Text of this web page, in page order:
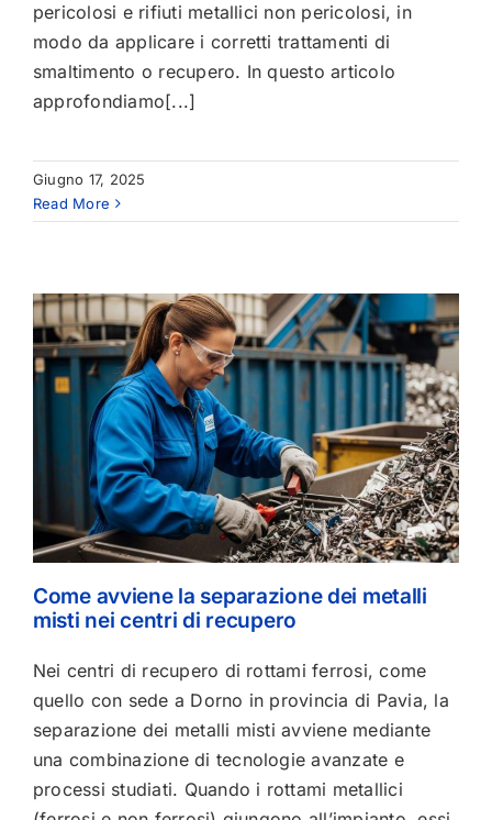
pericolosi e rifiuti metallici non pericolosi, in
modo da applicare i corretti trattamenti di
smaltimento o recupero. In questo articolo
approfondiamo[...]
Giugno 17, 2025
Read More
Come avviene la separazione dei metalli
misti nei centri di recupero
Nei centri di recupero di rottami ferrosi, come
quello con sede a Dorno in provincia di Pavia, la
separazione dei metalli misti avviene mediante
una combinazione di tecnologie avanzate e
processi studiati. Quando i rottami metallici